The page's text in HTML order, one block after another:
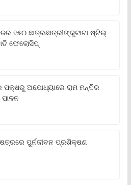
୧୫୦ ଛାତ୍ରଛାତ୍ରୀଙ୍କୁଟାଟା ଷ୍ଟିଲ୍
ଫେଲୋସିପ୍‌
ପକ୍ଷରୁ ଅଯୋଧ୍ୟାରେ ରାମ ମନ୍ଦିର
ପୁର୍ନଜୀବନ ପ୍ରଶିକ୍ଷଣ